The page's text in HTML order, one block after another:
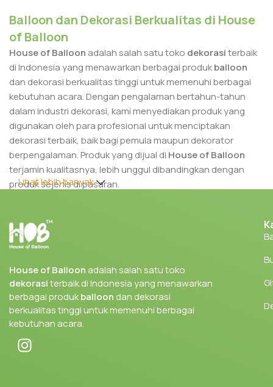
Balloon dan Dekorasi Berkualitas di House
of Balloon
House of Balloon adalah salah satu toko dekorasiterbaik
di Indonesia yang menawarkan berbagai produkballoon
dan dekorasi berkualitas tinggi untuk memenuhi berbagai
kebutuhan acara. Dengan pengalaman bertahun-tahun
dalam industri dekorasi, kami menyediakan produk yang
digunakan oleh para profesional untuk menciptakan
dekorasi terbaik, baik bagi pemula maupun dekorator
berpengalaman. Produk yang dijual di House of Balloon
terjamin kualitasnya, lebih unggul dibandingkan dengan
produk sejenis di pasaran.
kebutuhan dekorasi di berbagai acara, seperti pernikahan,
ulang tahun, corporate event, dan festival. Dengan kualitas
produk yang kami sediakan, kamu dapat menciptakan
dekorasi yang menakjubkan dengan hasil yang maksimal.
Tidak hanya menyediakan produk untuk dekorator veteran,
kami juga memberikan edukasi dan tips bagi pemula yang
ingin memulai bisnis dekorasi.
Berbelanja di
keuntungan. Selain mendapatkan produk yang telah
Lihat lebih banyak
House of Balloon adalah salah satu toko
dekorasiterbaik di Indonesia yang menawarkan
berbagai produkballoon dan dekorasi
berkualitas tinggi untuk memenuhi berbagai
kebutuhan acara.